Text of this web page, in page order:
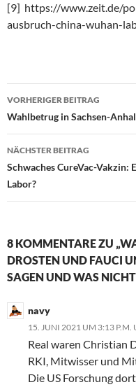
[9] https://www.zeit.de/
ausbruch-china-wuhan-
VORHERIGER BEITRAG
Wahlbetrug in Sachsen-
NÄCHSTER BEITRAG
Schwaches CureVac-Vakzin:
Labor?
8 KOMMENTARE ZU
DROSTEN UND FAUCI
SAGEN UND WAS
navy
15. JUNI 2021 UM 3:13 P.M.
Real waren Christian
RKI, Mitwisser und
Die US Forschung